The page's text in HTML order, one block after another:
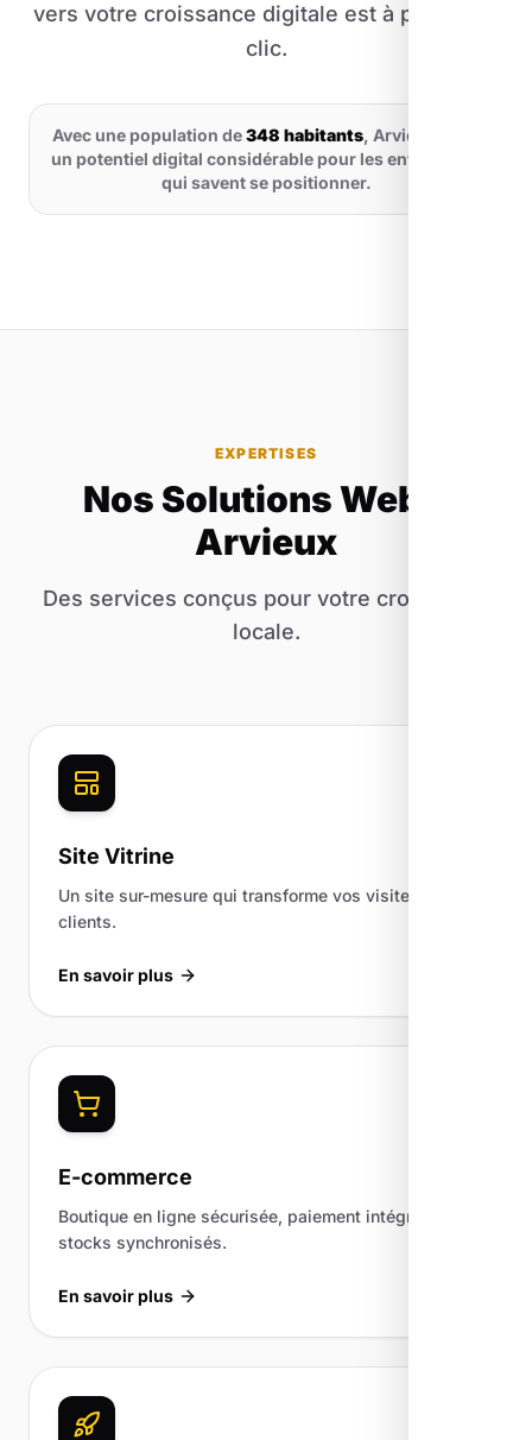
vers votre croissance digitale est à portée de
clic.
Avec une population de348 habitants, Arvieux offre
un potentiel digital considérable pour les entreprises
qui savent se positionner.
EXPERTISES
Nos Solutions Web à
Arvieux
Des services conçus pour votre croissance
locale.
Site Vitrine
Un site sur-mesure qui transforme vos visiteurs en
clients.
En savoir plus
E-commerce
Boutique en ligne sécurisée, paiement intégré et
stocks synchronisés.
En savoir plus